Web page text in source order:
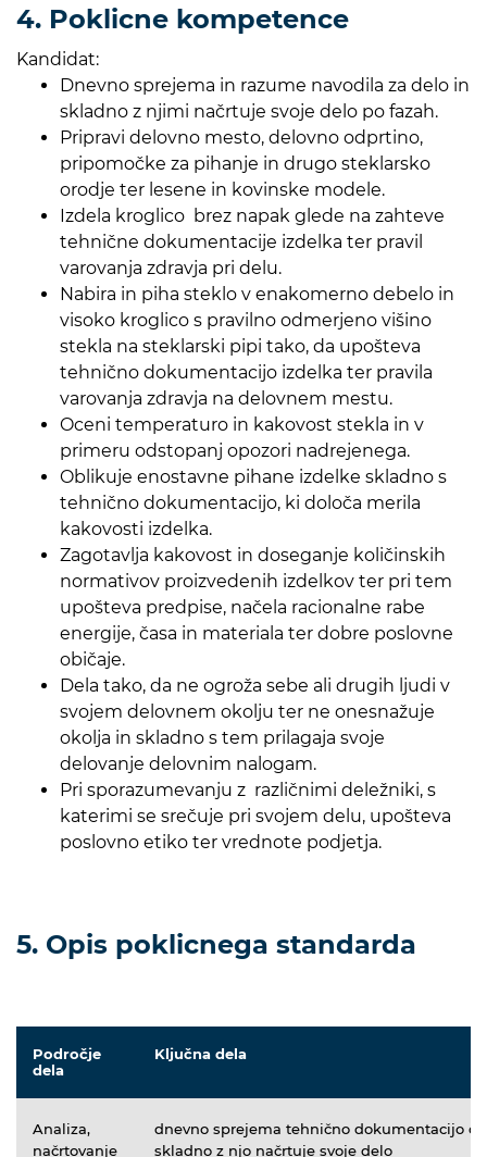
4. Poklicne kompetence
Kandidat:
Dnevno sprejema in razume navodila za delo in
skladno z njimi načrtuje svoje delo po fazah.
Pripravi delovno mesto, delovno odprtino,
pripomočke za pihanje in drugo steklarsko
orodje ter lesene in kovinske modele.
Izdela kroglico brez napak glede na zahteve
tehnične dokumentacije izdelka ter pravil
varovanja zdravja pri delu.
Nabira in piha steklo v enakomerno debelo in
visoko kroglico s pravilno odmerjeno višino
stekla na steklarski pipi tako, da upošteva
tehnično dokumentacijo izdelka ter pravila
varovanja zdravja na delovnem mestu.
Oceni temperaturo in kakovost stekla in v
primeru odstopanj opozori nadrejenega.
Oblikuje enostavne pihane izdelke skladno s
tehnično dokumentacijo, ki določa merila
kakovosti izdelka.
Zagotavlja kakovost in doseganje količinskih
normativov proizvedenih izdelkov ter pri tem
upošteva predpise, načela racionalne rabe
energije, časa in materiala ter dobre poslovne
običaje.
Dela tako, da ne ogroža sebe ali drugih ljudi v
svojem delovnem okolju ter ne onesnažuje
okolja in skladno s tem prilagaja svoje
delovanje delovnim nalogam.
Pri sporazumevanju z različnimi deležniki, s
katerimi se srečuje pri svojem delu, upošteva
poslovno etiko ter vrednote podjetja.
5. Opis poklicnega standarda
Področje
dela
Ključna dela
Analiza,
načrtovanje
dnevno sprejema tehnično dokumentacijo
skladno z njo načrtuje svoje delo